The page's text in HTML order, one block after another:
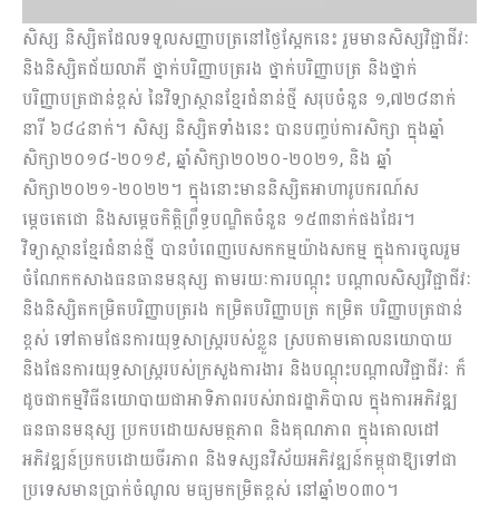
សិស្ស និស្សិតដែលទទួលសញ្ញាបត្រនៅថ្ងៃស្អែកនេះ រួមមានសិស្សវិជ្ជាជីវៈ
និងនិស្សិតជ័យលាភី ថ្នាក់បរិញ្ញាបត្ររង ថ្នាក់បរិញ្ញាបត្រ និងថ្នាក់
បរិញ្ញាបត្រជាន់ខ្ពស់ នៃវិទ្យាស្ថានខ្មែរជំនាន់ថ្មី សរុបចំនួន ១,៧២៨នាក់
នារី ៦៨៤នាក់។ សិស្ស និស្សិតទាំងនេះ បានបញ្ចប់ការសិក្សា ក្នុងឆ្នាំ
សិក្សា២០១៨-២០១៩, ឆ្នាំសិក្សា២០២០-២០២១, និង ឆ្នាំ
សិក្សា២០២១-២០២២។ ក្នុងនោះមាននិស្សិតអាហារូបករណ៍ស
ម្តេចតេជោ និងសម្ដេចកិត្តិព្រឹទ្ធបណ្ឌិតចំនួន ១៥៣នាក់ផងដែរ។
វិទ្យាស្ថានខ្មែរជំនាន់ថ្មី បានបំពេញបេសកកម្មយ៉ាងសកម្ម ក្នុងការចូលរួម
ចំណែកកសាងធនធានមនុស្ស តាមរយៈការបណ្តុះ បណ្តាលសិស្សវិជ្ជាជីវៈ
និងនិស្សិតកម្រិតបរិញ្ញាបត្ររង កម្រិតបរិញ្ញាបត្រ កម្រិត បរិញ្ញាបត្រជាន់
ខ្ពស់ ទៅតាមផែនការយុទ្ធសាស្ត្ររបស់ខ្លួន ស្របតាមគោលនយោបាយ
និងផែនការយុទ្ធសាស្ត្ររបស់ក្រសួងការងារ និងបណ្តុះបណ្តាលវិជ្ជាជីវៈ ក៏
ដូចជាកម្មវិធីនយោបាយជាអាទិភាពរបស់រាជរដ្ឋាភិបាល ក្នុងការអភិវឌ្ឍ
ធនធានមនុស្ស ប្រកបដោយសមត្ថភាព និងគុណភាព ក្នុងគោលដៅ
អភិវឌ្ឍន៍ប្រកបដោយចីរភាព និងទស្សនវិស័យអភិវឌ្ឍន៍កម្ពុជាឱ្យទៅជា
ប្រទេសមានប្រាក់ចំណូល មធ្យមកម្រិតខ្ពស់ នៅឆ្នាំ២០៣០។